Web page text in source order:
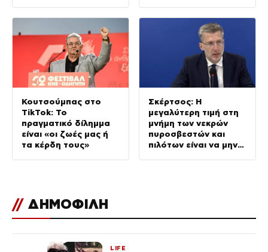
Κουτσούμπας στο
TikTok: Το
πραγματικό δίλημμα
είναι «οι ζωές μας ή
τα κέρδη τους»
Σκέρτσος: Η
μεγαλύτερη τιμή στη
μνήμη των νεκρών
πυροσβεστών και
πιλότων είναι να μην
// ΔΗΜΟΦΙΛΗ
LIFE